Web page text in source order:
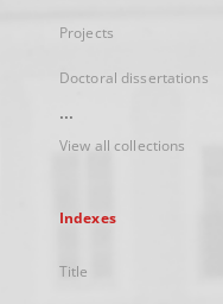
Projects
Doctoral dissertations
...
View all collections
Indexes
Title